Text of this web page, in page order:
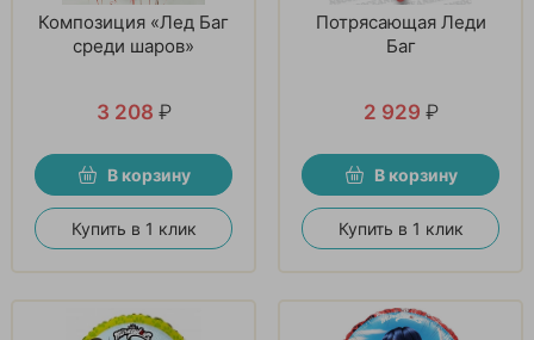
Композиция «Лед Баг
среди шаров»
3 208 ₽
В корзину
Купить в 1 клик
Потрясающая Леди
Баг
2 929 ₽
В корзину
Купить в 1 клик